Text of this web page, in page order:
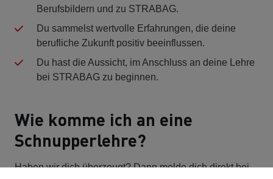
Berufsbildern und zu STRABAG.
Du sammelst wertvolle Erfahrungen, die deine
berufliche Zukunft positiv beeinflussen.
Du hast die Aussicht, im Anschluss an deine Lehre
bei STRABAG zu beginnen.
Wie komme ich an eine
Schnupperlehre?
Haben wir dich überzeugt? Dann melde dich direkt bei